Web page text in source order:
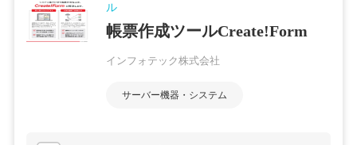
ル
帳票作成ツールCreate!Form
インフォテック株式会社
サーバー機器・システム